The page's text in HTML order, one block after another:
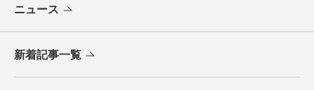
ニュース
新着記事一覧